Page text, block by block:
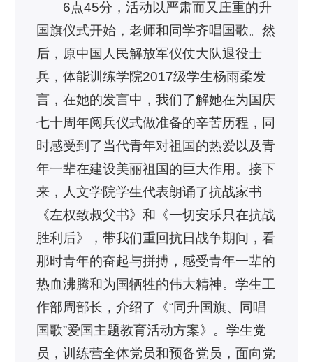
6点45分，活动以严肃而又庄重的升
国旗仪式开始，老师和同学齐唱国歌。然
后，原中国人民解放军仪仗大队退役士
兵，体能训练学院2017级学生杨雨柔发
言，在她的发言中，我们了解她在为国庆
七十周年阅兵仪式做准备的辛苦历程，同
时感受到了当代青年对祖国的热爱以及青
年一辈在建设美丽祖国的巨大作用。接下
来，人文学院学生代表朗诵了抗战家书
《左权致叔父书》和《一切安乐只在抗战
胜利后》，带我们重回抗日战争期间，看
那时青年的奋起与拼搏，感受青年一辈的
热血沸腾和为国牺牲的伟大精神。学生工
作部周部长，介绍了《“同升国旗、同唱
国歌”爱国主题教育活动方案》。学生党
员，训练营全体党员和预备党员，面向党